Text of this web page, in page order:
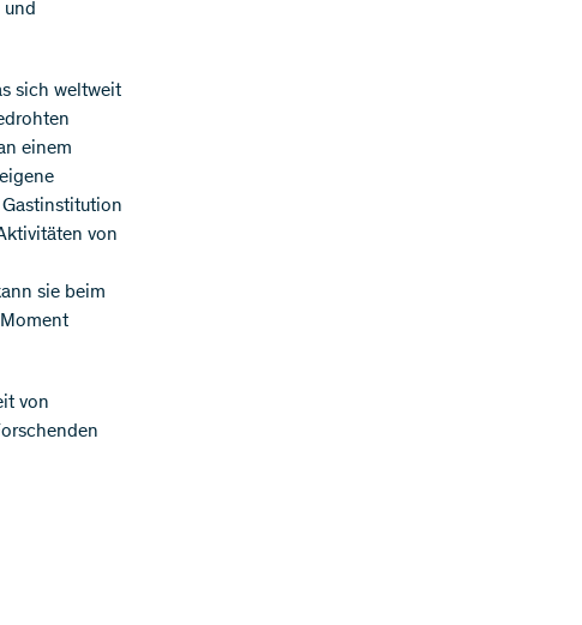
sich weltweit
einem
von
sie beim
von